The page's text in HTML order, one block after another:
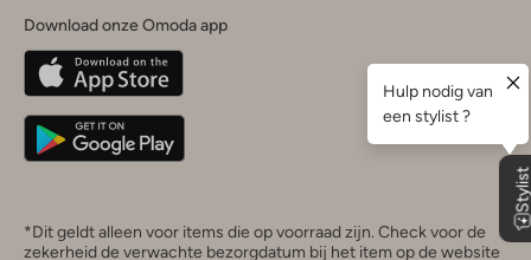
Belgique(Français)
Deutschland
Download onze Omoda app
*Dit geldt alleen voor items die op voorraad zijn. Check voor de
zekerheid de verwachte bezorgdatum bij het item op de website